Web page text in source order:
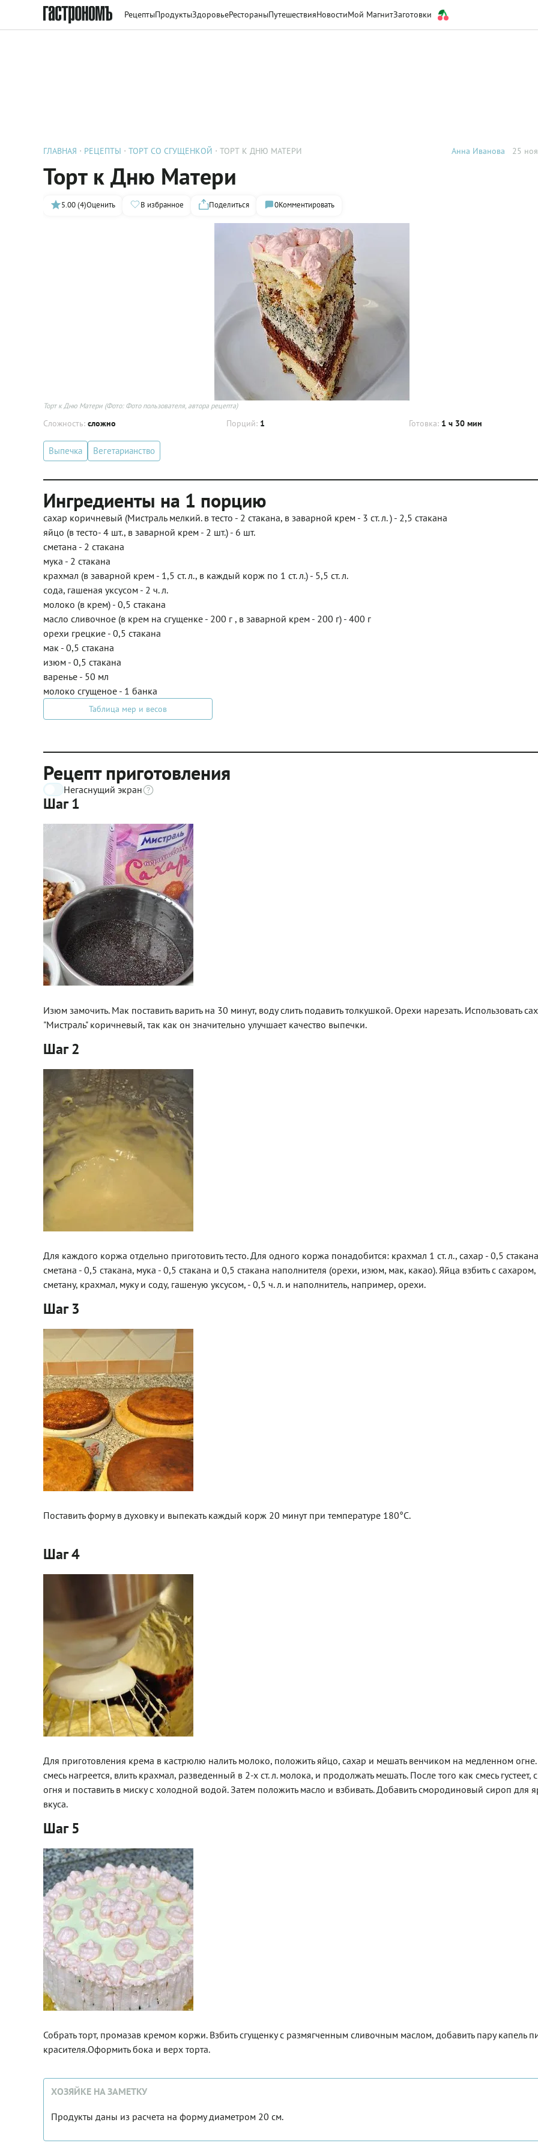
РецептыПродуктыЗдоровьеРестораныПутешествияНовостиМой МагнитЗаготовки
ГЛАВНАЯ РЕЦЕПТЫ ТОРТ СО СГУЩЕНКОЙ ТОРТ К ДНЮ МАТЕРИ Анна Иванова 25
Торт к Дню Матери
5.00 (4)Оценить В избранное Поделиться 0Комментировать
Торт к Дню Матери (Фото: Фото пользователя, автора рецепта)
Сложность: сложно Порций: 1 Готовка: 1 ч 30 мин
Выпечка Вегетарианство
Ингредиенты на 1 порцию
сахар коричневый (Мистраль мелкий. в тесто - 2 стакана, в заварной крем - 3 ст. л. ) - 2,5 стакана
яйцо (в тесто- 4 шт., в заварной крем - 2 шт.) - 6 шт.
сметана - 2 стакана
мука - 2 стакана
крахмал (в заварной крем - 1,5 ст. л., в каждый корж по 1 ст. л.) - 5,5 ст. л.
сода, гашеная уксусом - 2 ч. л.
молоко (в крем) - 0,5 стакана
масло сливочное (в крем на сгущенке - 200 г , в заварной крем - 200 г) - 400 г
орехи грецкие - 0,5 стакана
мак - 0,5 стакана
изюм - 0,5 стакана
варенье - 50 мл
молоко сгущеное - 1 банка
Таблица мер и весов
Рецепт приготовления
Негаснущий экран
Шаг 1
Изюм замочить. Мак поставить варить на 30 минут, воду слить подавить толкушкой. Орехи нарезать. Использовать
"Мистраль" коричневый, так как он значительно улучшает качество выпечки.
Шаг 2
Для каждого коржа отдельно приготовить тесто. Для одного коржа понадобится: крахмал 1 ст. л., сахар - 0,5
сметана - 0,5 стакана, мука - 0,5 стакана и 0,5 стакана наполнителя (орехи, изюм, мак, какао). Яйца взбить с
сметану, крахмал, муку и соду, гашеную уксусом, - 0,5 ч. л. и наполнитель, например, орехи.
Шаг 3
Поставить форму в духовку и выпекать каждый корж 20 минут при температуре 180°C.
Шаг 4
Для приготовления крема в кастрюлю налить молоко, положить яйцо, сахар и мешать венчиком на медленном
смесь нагреется, влить крахмал, разведенный в 2-х ст. л. молока, и продолжать мешать. После того как смесь густеет,
огня и поставить в миску с холодной водой. Затем положить масло и взбивать. Добавить смородиновый сироп для
вкуса.
Шаг 5
Собрать торт, промазав кремом коржи. Взбить сгущенку с размягченным сливочным маслом, добавить пару капель
красителя.Оформить бока и верх торта.
ХОЗЯЙКЕ НА ЗАМЕТКУ
Продукты даны из расчета на форму диаметром 20 см.